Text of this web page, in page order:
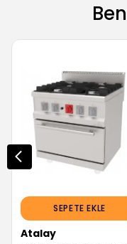
SEPETE EKLE
Atalay